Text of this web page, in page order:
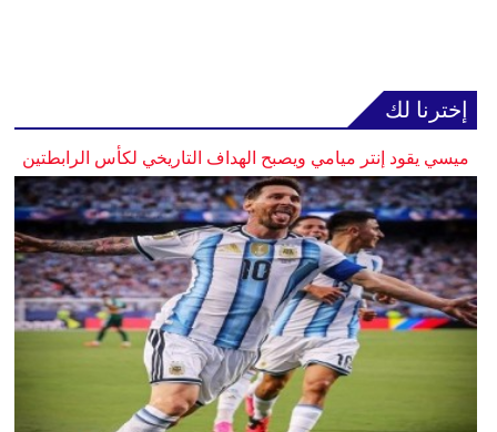
إخترنا لك
ميسي يقود إنتر ميامي ويصبح الهداف التاريخي لكأس الرابطتين